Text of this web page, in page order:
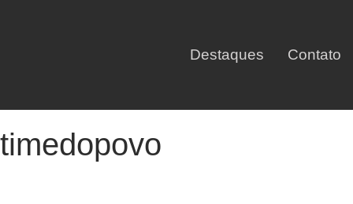
Destaques Contato
timedopovo